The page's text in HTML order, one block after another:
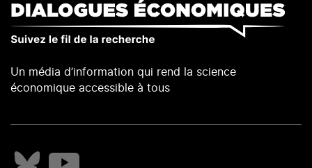
Un média d’information qui rend la science
économique accessible à tous